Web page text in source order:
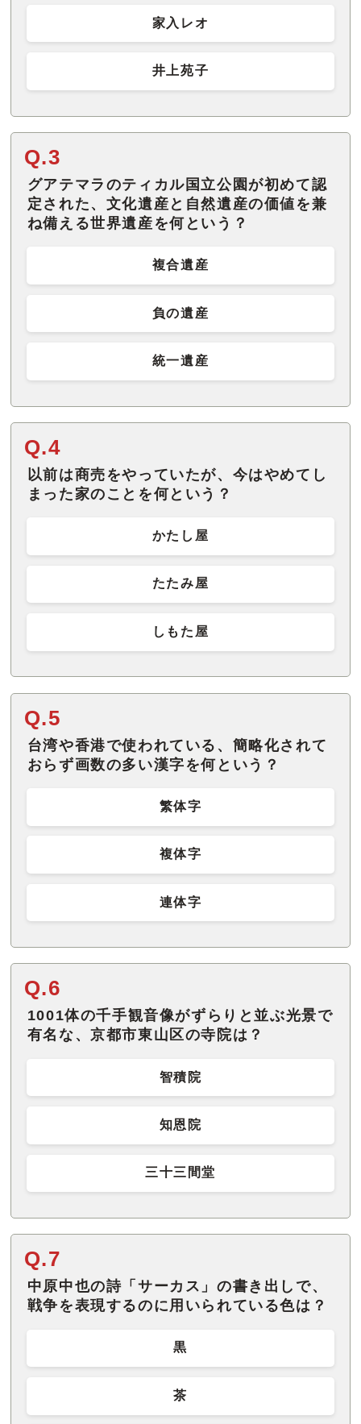
家入レオ
井上苑子
Q.3
グアテマラのティカル国立公園が初めて認
定された、文化遺産と自然遺産の価値を兼
ね備える世界遺産を何という？
複合遺産
負の遺産
統一遺産
Q.4
以前は商売をやっていたが、今はやめてし
まった家のことを何という？
かたし屋
たたみ屋
しもた屋
Q.5
台湾や香港で使われている、簡略化されて
おらず画数の多い漢字を何という？
繁体字
複体字
連体字
Q.6
1001体の千手観音像がずらりと並ぶ光景で
有名な、京都市東山区の寺院は？
智積院
知恩院
三十三間堂
Q.7
中原中也の詩「サーカス」の書き出しで、
戦争を表現するのに用いられている色は？
黒
茶